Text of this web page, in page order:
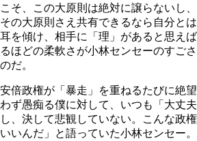
こそ、この大原則は絶対に譲らないし
その大原則さえ共有できるなら自分と
耳を傾け、相手に「理」があると思え
るほどの柔軟さが小林センセーのすご
のだ。
安倍政権が「暴走」を重ねるたびに絶
わず愚痴る僕に対して、いつも「大丈
し、決して悲観していない。こんな政
いいんだ」と語っていた小林センセー。